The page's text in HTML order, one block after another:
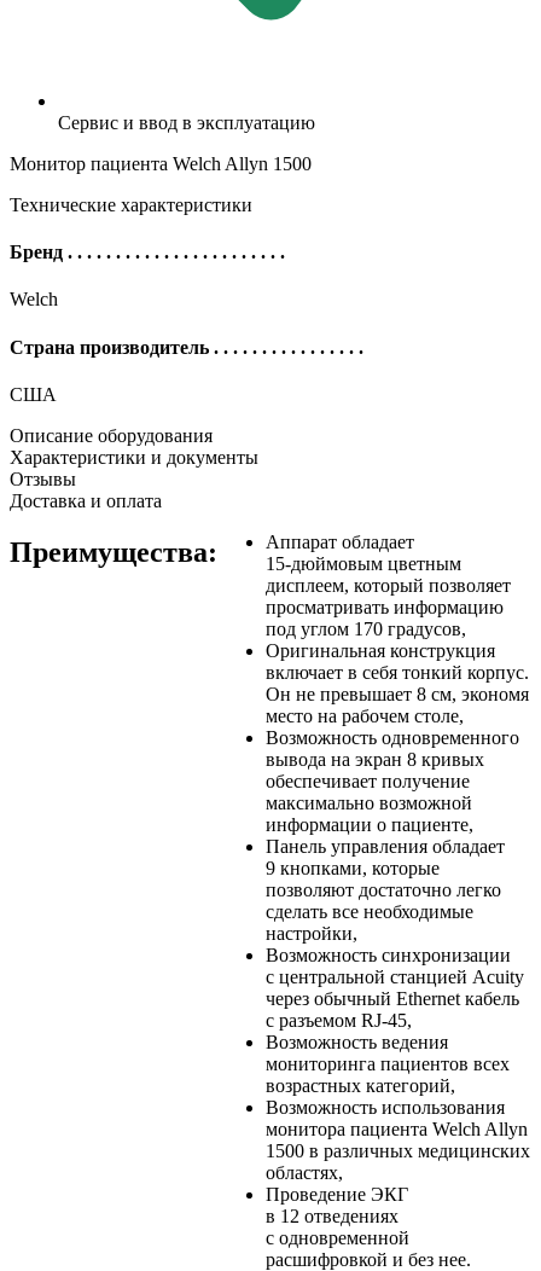
Сервис и ввод в эксплуатацию
Монитор пациента Welch Allyn 1500
Технические характеристики
Бренд . . . . . . . . . . . . . . . . . . . . . . .
Welch
Страна производитель . . . . . . . . . . . . . . . .
США
Описание оборудования
Характеристики и документы
Отзывы
Доставка и оплата
Преимущества:
Аппарат обладает
15-дюймовым цветным
дисплеем, который позволяет
просматривать информацию
под углом 170 градусов,
Оригинальная конструкция
включает в себя тонкий корпус.
Он не превышает 8 см, экономя
место на рабочем столе,
Возможность одновременного
вывода на экран 8 кривых
обеспечивает получение
максимально возможной
информации о пациенте,
Панель управления обладает
9 кнопками, которые
позволяют достаточно легко
сделать все необходимые
настройки,
Возможность синхронизации
с центральной станцией Acuity
через обычный Ethernet кабель
с разъемом RJ-45,
Возможность ведения
мониторинга пациентов всех
возрастных категорий,
Возможность использования
монитора пациента Welch Allyn
1500 в различных медицинских
областях,
Проведение ЭКГ
в 12 отведениях
с одновременной
расшифровкой и без нее.